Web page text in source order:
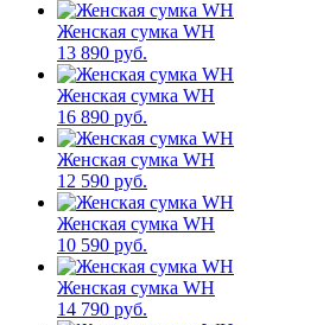
Женская сумка WH
13 890 руб.
Женская сумка WH
16 890 руб.
Женская сумка WH
12 590 руб.
Женская сумка WH
10 590 руб.
Женская сумка WH
14 790 руб.